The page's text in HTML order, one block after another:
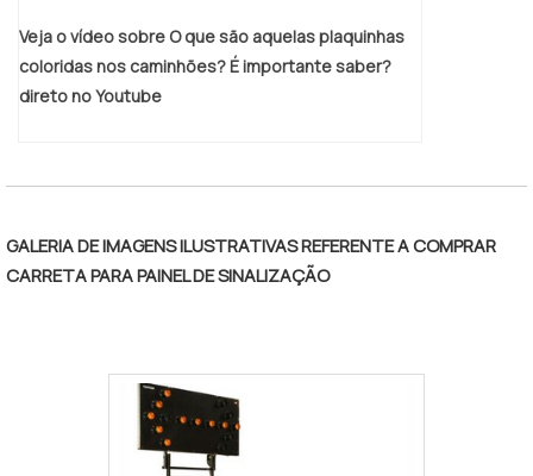
Veja o vídeo sobre O que são aquelas plaquinhas
coloridas nos caminhões? É importante saber?
direto no Youtube
GALERIA DE IMAGENS ILUSTRATIVAS REFERENTE A COMPRAR
CARRETA PARA PAINEL DE SINALIZAÇÃO